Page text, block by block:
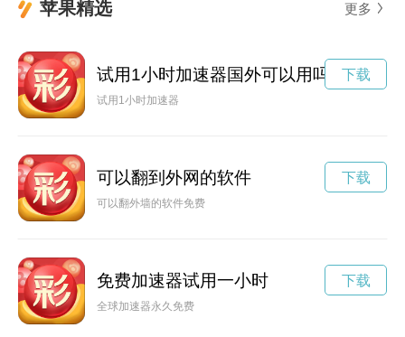
苹果精选 更多
试用1小时加速器国外可以用吗
试用1小时加速器
下载
可以翻到外网的软件
可以翻外墙的软件免费
下载
免费加速器试用一小时
全球加速器永久免费
下载